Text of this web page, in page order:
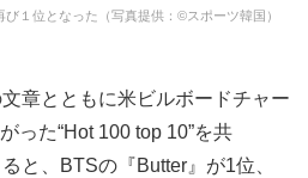
１位となった（写真提供：©スポーツ韓国）
章とともに米ビルボードチャー
った“Hot 100 top 10”を共
と、BTSの『Butter』が1位、